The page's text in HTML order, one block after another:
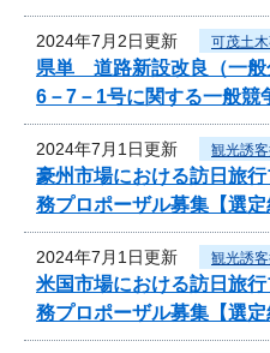
2024年7月2日更新 可茂土
県単 道路新設改良（一
6－7－1号に関する一般競
2024年7月1日更新 観光誘
豪州市場における訪日旅
務プロポーザル募集【選定
2024年7月1日更新 観光誘
米国市場における訪日旅
務プロポーザル募集【選定